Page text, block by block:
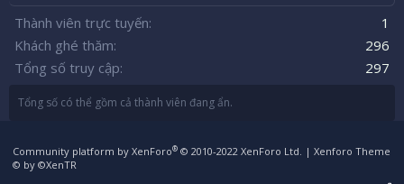
Thành viên trực tuyến
1
Khách ghé thăm
296
Tổng số truy cập
297
Tổng số có thể gồm cả thành viên đang ẩn.
Community platform by XenForo® © 2010-2022 XenForo Ltd. | Xenforo Theme
© by ©XenTR